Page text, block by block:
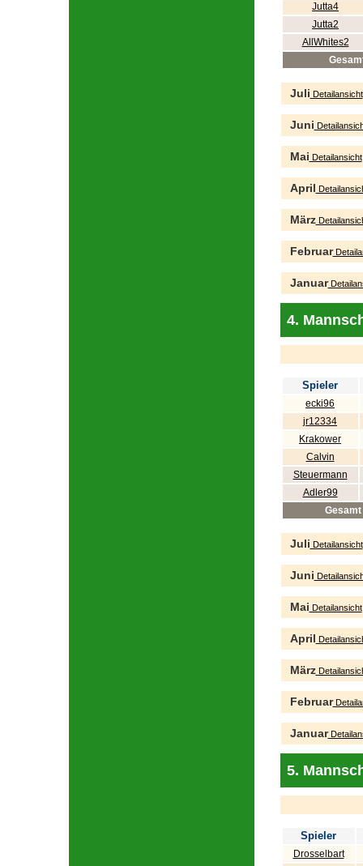
Jutta4
Jutta2
AllWhites2
Juli Detailansicht
Juni
Mai Detailansicht
April
März
Februar
Januar
4.
Spieler
ecki96
jr12334
Krakower
Calvin
Steuermann
Adler99
Gesamt
Juli Detailansicht
Juni
Mai Detailansicht
April
März
Februar
Januar
5.
Spieler
Drosselbart